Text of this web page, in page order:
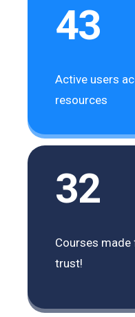
43
Active users
resources
32
Courses
trust!